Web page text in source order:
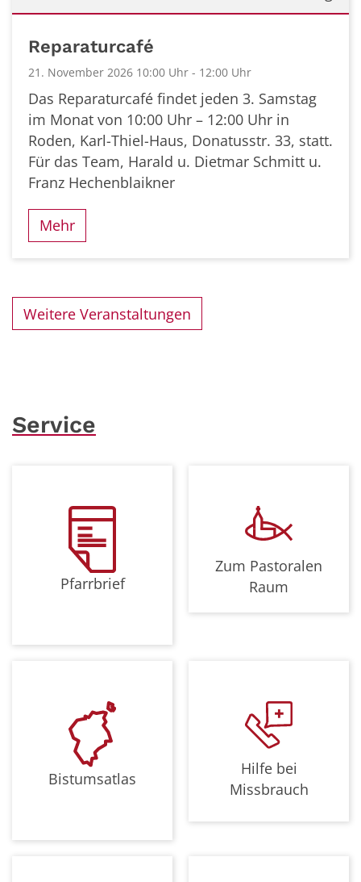
Reparaturcafé
21. November 2026 10:00 Uhr - 12:00 Uhr
Das Reparaturcafé findet jeden 3. Samstag
im Monat von 10:00 Uhr – 12:00 Uhr in
Roden, Karl-Thiel-Haus, Donatusstr. 33, statt.
Für das Team, Harald u. Dietmar Schmitt u.
Franz Hechenblaikner
Mehr
Weitere Veranstaltungen
Service
Pfarrbrief
Zum Pastoralen
Raum
Bistumsatlas
Hilfe bei
Missbrauch